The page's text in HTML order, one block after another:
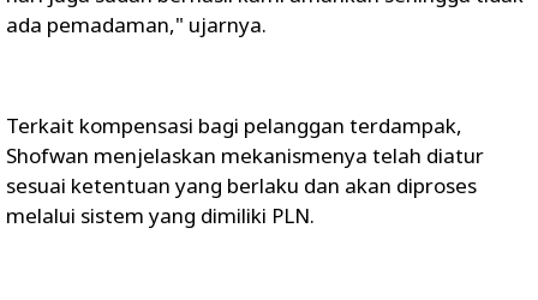
ada pemadaman," ujarnya.
Terkait kompensasi bagi pelanggan terdampak,
Shofwan menjelaskan mekanismenya telah diatur
sesuai ketentuan yang berlaku dan akan diproses
melalui sistem yang dimiliki PLN.